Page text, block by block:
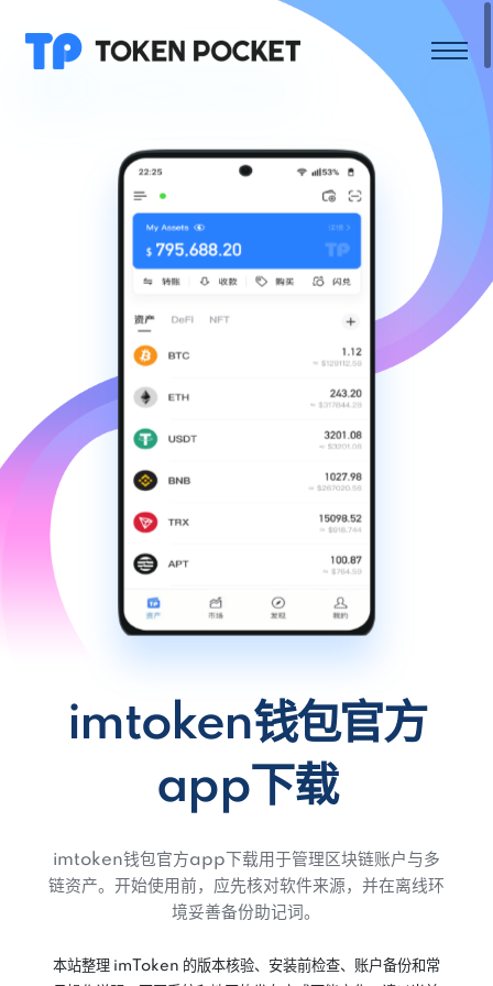
imtoken钱包官方
app下载
imtoken钱包官方app下载用于管理区块链账户与多
链资产。开始使用前，应先核对软件来源，并在离线环
境妥善备份助记词。
本站整理 imToken 的版本核验、安装前检查、账户备份和常